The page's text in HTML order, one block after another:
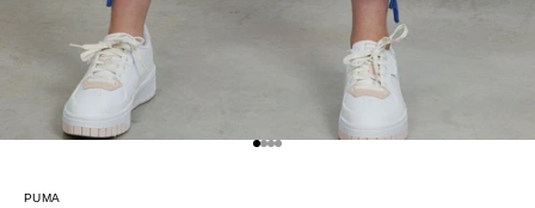
Ir al artículo 1
Ir al artículo 2
Ir al artículo 3
Ir al artículo 4
PUMA